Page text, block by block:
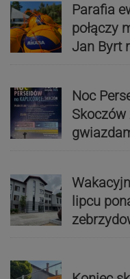
Parafia
połączy
Jan Byrt
Noc
Skoczów
lipcu